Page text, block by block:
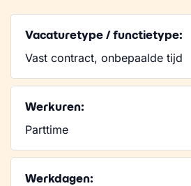
Vacaturetype / functietype:
Vast contract, onbepaalde tijd
Werkuren:
Parttime
Werkdagen: